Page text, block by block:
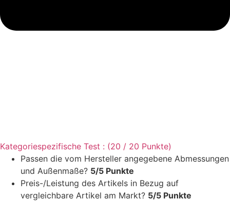
Kategoriespezifische Test : (20 / 20 Punkte)
Passen die vom Hersteller angegebene Abmessungen
und Außenmaße? 5/5 Punkte
Preis-/Leistung des Artikels in Bezug auf
vergleichbare Artikel am Markt? 5/5 Punkte